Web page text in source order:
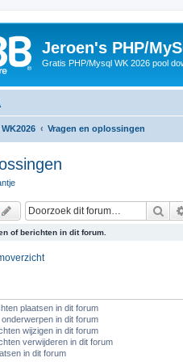
Jeroen's PHP/
Gratis PHP/Mysql WK 2026 pool
WK2026 Vragen en oplossingen
of berichten in dit forum.
plaatsen in dit forum
in dit forum
wijzigen in dit forum
verwijderen in dit forum
in dit forum